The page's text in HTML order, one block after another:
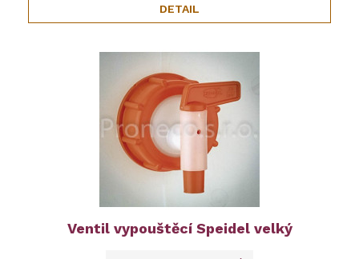
DETAIL
Ventil vypouštěcí Speidel velký